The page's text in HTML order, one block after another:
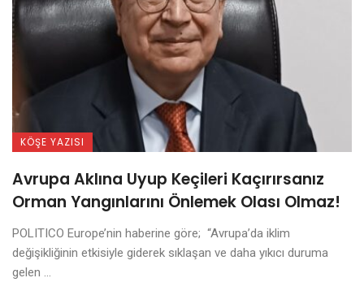
KÖŞE YAZISI
Avrupa Aklına Uyup Keçileri Kaçırırsanız
Orman Yangınlarını Önlemek Olası Olmaz!
POLITICO Europe’nin haberine göre; “Avrupa’da iklim
değişikliğinin etkisiyle giderek sıklaşan ve daha yıkıcı duruma
gelen ...